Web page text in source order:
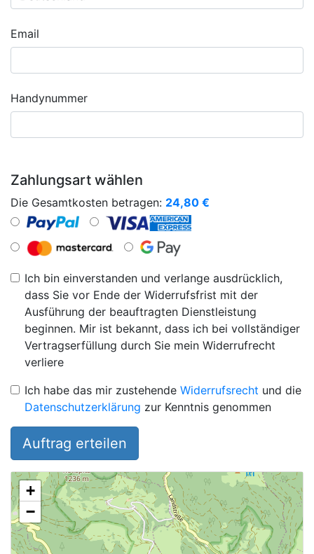
Email
Handynummer
Zahlungsart wählen
Die Gesamtkosten betragen: 24,80 €
Ich bin einverstanden und verlange ausdrücklich,
dass Sie vor Ende der Widerrufsfrist mit der
Ausführung der beauftragten Dienstleistung
beginnen. Mir ist bekannt, dass ich bei vollständiger
Vertragserfüllung durch Sie mein Widerrufrecht
verliere
Ich habe das mir zustehende Widerrufsrecht und die
Datenschutzerklärung zur Kenntnis genommen
Auftrag erteilen
+
−